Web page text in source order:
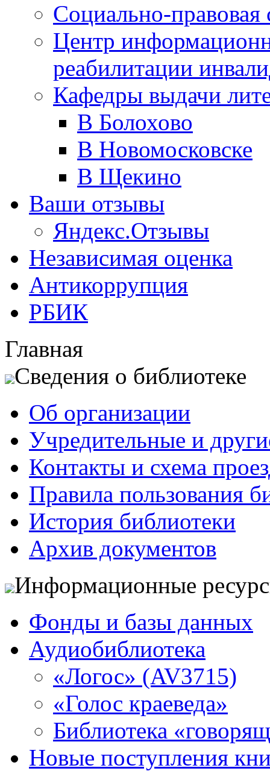
Социально-правовая
Центр
реабилитации
Кафедры выдачи
В Болохово
В Новомосковске
В Щекино
Ваши отзывы
Яндекс.Отзывы
Независимая оценка
Антикоррупция
РБИК
Главная
Сведения о библиотеке
Об организации
Учредительные и
Контакты и схема
Правила пользования
История библиотеки
Архив документов
Информационные
Фонды и базы данных
Аудиобиблиотека
«Логос» (AV3715)
«Голос краеведа»
Библиотека
Новые поступления